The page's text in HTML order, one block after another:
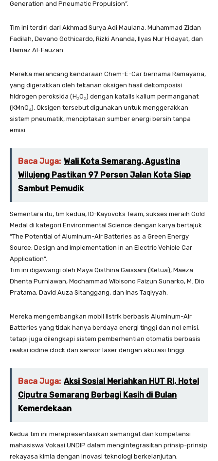
Generation and Pneumatic Propulsion”.
Tim ini terdiri dari Akhmad Surya Adi Maulana, Muhammad Zidan
Fadilah, Devano Gothicardo, Rizki Ananda, Ilyas Nur Hidayat, dan
Hamaz Al-Fauzan.
Mereka merancang kendaraan Chem-E-Car bernama Ramayana,
yang digerakkan oleh tekanan oksigen hasil dekomposisi
hidrogen peroksida (H₂O₂) dengan katalis kalium permanganat
(KMnO₄). Oksigen tersebut digunakan untuk menggerakkan
sistem pneumatik, menciptakan sumber energi bersih tanpa
emisi.
Baca Juga: Wali Kota Semarang, Agustina
Wilujeng Pastikan 97 Persen Jalan Kota Siap
Sambut Pemudik
Sementara itu, tim kedua, IO-Kayovoks Team, sukses meraih Gold
Medal di kategori Environmental Science dengan karya bertajuk
“The Potential of Aluminum-Air Batteries as a Green Energy
Source: Design and Implementation in an Electric Vehicle Car
Application”.
Tim ini digawangi oleh Maya Qisthina Gaissani (Ketua), Maeza
Dhenta Purniawan, Mochammad Wibisono Faizun Sunarko, M. Dio
Pratama, David Auza Sitanggang, dan Inas Taqiyyah.
Mereka mengembangkan mobil listrik berbasis Aluminum-Air
Batteries yang tidak hanya berdaya energi tinggi dan nol emisi,
tetapi juga dilengkapi sistem pemberhentian otomatis berbasis
reaksi iodine clock dan sensor laser dengan akurasi tinggi.
Baca Juga: Aksi Sosial Meriahkan HUT RI, Hotel
Ciputra Semarang Berbagi Kasih di Bulan
Kemerdekaan
Kedua tim ini merepresentasikan semangat dan kompetensi
mahasiswa Vokasi UNDIP dalam mengintegrasikan prinsip-prinsip
rekayasa kimia dengan inovasi teknologi berkelanjutan.